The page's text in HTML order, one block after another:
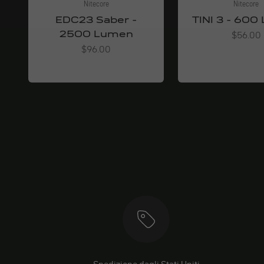
Nitecore
EDC23 Saber -
2500 Lumen
Angebot
$96.00
Nitecore
TINI 3 - 600
Angebot
$56.00